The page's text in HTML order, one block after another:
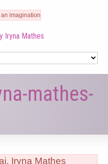
Iryna Mathes
mathes-